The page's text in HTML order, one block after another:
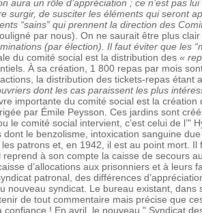
aura un rôle d’appréciation ; ce n’est pas
surgir, de susciter les éléments qui seront
“sains” qui prennent la direction des
par nous). On ne saurait être plus
(par élection). Il faut éviter que les
du comité social est la distribution des «
À sa création, 1 800 repas par mois
la distribution des tickets-repas étant
dont les cas paraissent les plus
importante du comité social est la
par Émile Peysson. Ces jardins sont
le comité social intervient, c’est celui de
dont le benzolisme, intoxication sanguine
les patrons et, en 1942, il est au point mort.
reprend à son compte la caisse de secours
d’allocations aux prisonniers et à leurs
patronal, des différences
nouveau syndicat. Le bureau existant,
de tout commentaire mais précise que
confiance ! En avril, le nouveau " Syndicat